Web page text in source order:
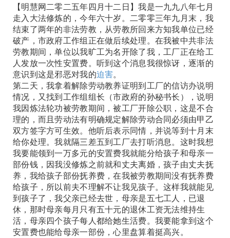
【明慧网二零二五年四月十二日】我是一九九八年七月
走入大法修炼的，今年六十岁。二零零三年九月末，我
结束了两年的非法劳教，从劳教所回来方知我单位已经
破产，市政府工作组正在做后续处理。在我被中共非法
劳教期间，单位以我旷工为名开除了我，工厂正在给工
人发放一次性安置费。听到这个消息我很惊讶，逐渐的
意识到这是邪恶对我的迫害。
第二天，我拿着解除劳动教养证明到工厂的信访办说明
情况，又找到工作组组长（市政府的孙秘书长），说明
我因炼法轮功被劳教期间，被工厂开除公职，这是不合
理的，而且劳动法有明确规定解除劳动合同必须由甲乙
双方签字方可生效。他听后表示同情，并说等到十月末
给你处理。我就隔三差五到工厂去打听消息。这时我想
我要能领到一万多元的安置费我就能分给孩子和母亲一
部份钱，因我没修炼之前就和丈夫离婚，孩子由丈夫抚
养，我给孩子部份抚养费，在我被劳教期间没有抚养费
给孩子，所以前夫不理解不让我见孩子。这样我就能见
到孩子了，我父亲已经去世，母亲是五七工人，已退
休，那时母亲每月只有五十元的退休工资无法维持生
活，母亲四个孩子每人都给她生活费。我要能拿到这个
安置费也能给母亲一部份，心里盘算着挺高兴。